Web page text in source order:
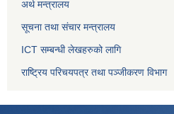
अर्थ मन्त्रालय
सूचना तथा संचार मन्त्रालय
ICT सम्बन्धी लेखहरुको लागि
राष्ट्रिय परिचयपत्र तथा पञ्‍जीकरण विभाग